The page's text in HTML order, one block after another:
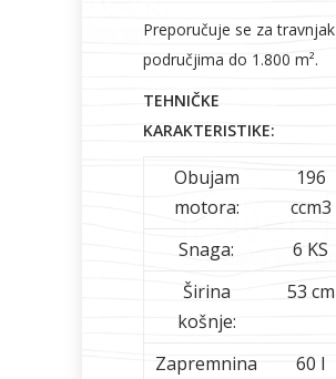
Preporučuje se za travnjak
područjima do 1.800 m².
TEHNIČKE
KARAKTERISTIKE:
Obujam
motora:
196
ccm3
Snaga:
6 KS
Širina
košnje:
53 cm
Zapremnina 60 l